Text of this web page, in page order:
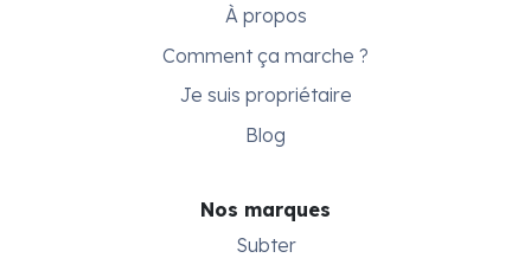
À propos
Comment ça marche ?
Je suis propriétaire
Blog
Nos marques
Subter